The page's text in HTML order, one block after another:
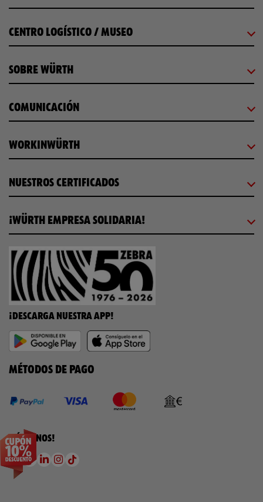
CENTRO LOGÍSTICO / MUSEO
SOBRE WÜRTH
COMUNICACIÓN
WORKINWÜRTH
NUESTROS CERTIFICADOS
¡WÜRTH EMPRESA SOLIDARIA!
¡DESCARGA NUESTRA APP!
MÉTODOS DE PAGO
¡SÍGUENOS!